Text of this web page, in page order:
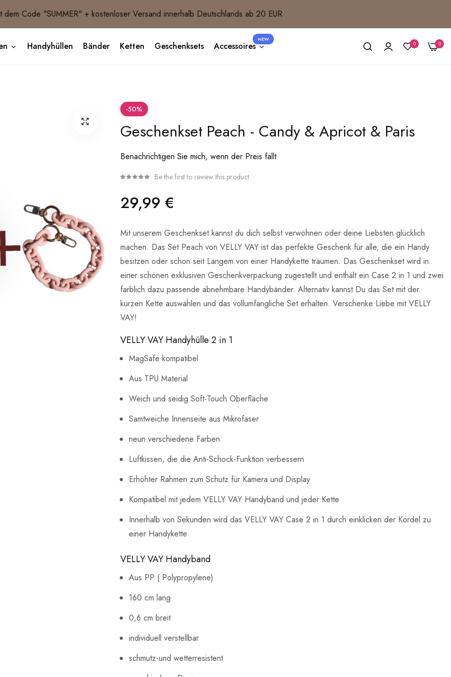
dem Code "SUMMER" + kostenloser Versand innerhalb Deutschlands ab 20 EUR
Handyhüllen Bänder Ketten Geschenksets Accessoires
NEW
0 0
-50%
Geschenkset Peach - Candy & Apricot & Paris
Benachrichtigen Sie mich, wenn der Preis fällt
29,99 €
Be the first to review this product
Mit unserem Geschenkset kannst du dich selbst verwöhnen oder deine Liebsten glücklich
machen. Das Set Peach von VELLY VAY ist das perfekte Geschenk für alle, die ein Handy
besitzen oder schon seit Langem von einer Handykette träumen. Das Geschenkset wird in
einer schönen exklusiven Geschenkverpackung zugestellt und enthält ein Case 2 in 1 und zwei
farblich dazu passende abnehmbare Handybänder. Alternativ kannst Du das Set mit der
kurzen Kette auswählen und das vollumfängliche Set erhalten. Verschenke Liebe mit VELLY
VAY!
VELLY VAY Handyhülle 2 in 1
MagSafe kompatibel
Aus TPU Material
Weich und seidig Soft-Touch Oberfläche
Samtweiche Innenseite aus Mikrofaser
neun verschiedene Farben
Luftkissen, die die Anti-Schock-Funktion verbessern
Erhöhter Rahmen zum Schutz für Kamera und Display
Kompatibel mit jedem VELLY VAY Handyband und jeder Kette
Innerhalb von Sekunden wird das VELLY VAY Case 2 in 1 durch einklicken der Kordel zu
einer Handykette
VELLY VAY Handyband
Aus PP ( Polypropylene)
160 cm lang
0,6 cm breit
individuell verstellbar
schmutz-und wetterresistent